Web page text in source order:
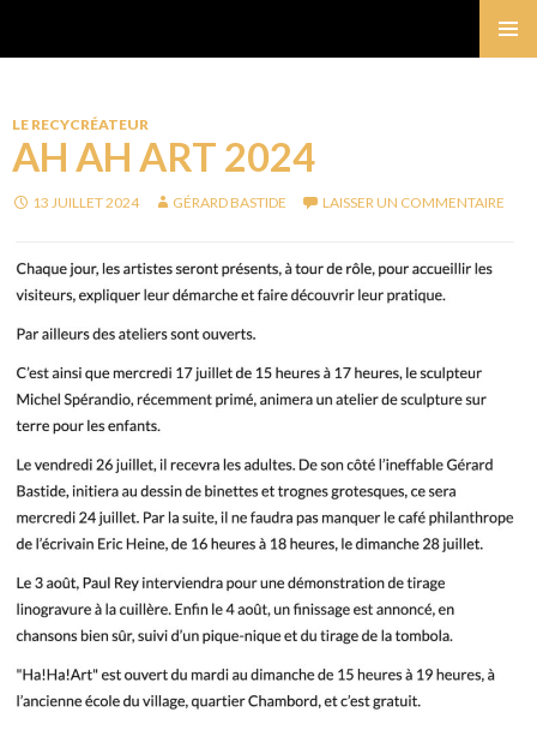
LE RECYCRÉATEUR
AH AH ART 2024
13 JUILLET 2024 GÉRARD BASTIDE LAISSER UN COMMENTAIRE